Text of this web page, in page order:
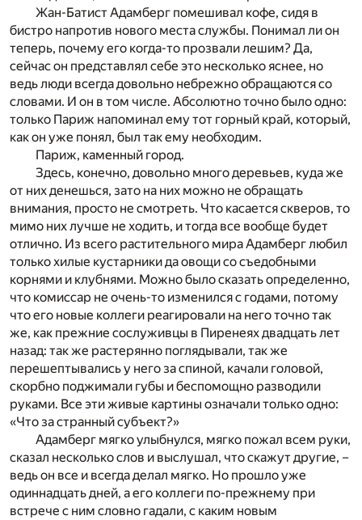
Жан-Батист Адамберг помешивал кофе, сидя в
бистро напротив нового места службы. Понимал ли он
теперь, почему его когда-то прозвали лешим? Да,
сейчас он представлял себе это несколько яснее, но
ведь люди всегда довольно небрежно обращаются со
словами. И он в том числе. Абсолютно точно было одно:
только Париж напоминал ему тот горный край, который,
как он уже понял, был так ему необходим.
Париж, каменный город.
Здесь, конечно, довольно много деревьев, куда же
от них денешься, зато на них можно не обращать
внимания, просто не смотреть. Что касается скверов, то
мимо них лучше не ходить, и тогда все вообще будет
отлично. Из всего растительного мира Адамберг любил
только хилые кустарники да овощи со съедобными
корнями и клубнями. Можно было сказать определенно,
что комиссар не очень-то изменился с годами, потому
что его новые коллеги реагировали на него точно так
же, как прежние сослуживцы в Пиренеях двадцать лет
назад: так же растерянно поглядывали, так же
перешептывались у него за спиной, качали головой,
скорбно поджимали губы и беспомощно разводили
руками. Все эти живые картины означали только одно:
«Что за странный субъект?»
Адамберг мягко улыбнулся, мягко пожал всем руки,
сказал несколько слов и выслушал, что скажут другие, –
ведь он все и всегда делал мягко. Но прошло уже
одиннадцать дней, а его коллеги по-прежнему при
встрече с ним словно гадали, с каким новым